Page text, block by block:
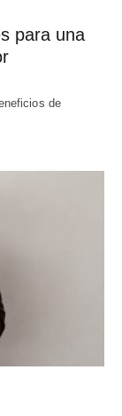
para una
de